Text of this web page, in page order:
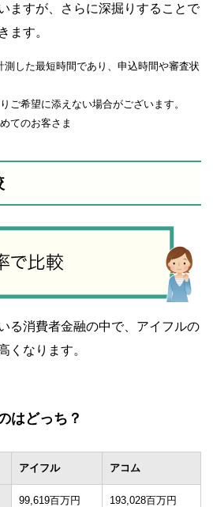
ますが、さらに深掘りすることで
ます。
した最短時間であり、申込時間や審査状
ご希望に添えない場合がございます。
てのお客さま
る消費者金融の中で、アイフルの
くなります。
はどっち？
アイフル アコム
99,619百万円 193,028百万円